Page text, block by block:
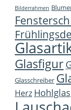
Bilderrahmen
Glasfigur
Glasschreiber
Herz Hohlglas